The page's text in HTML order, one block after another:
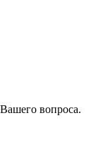
вопроса.